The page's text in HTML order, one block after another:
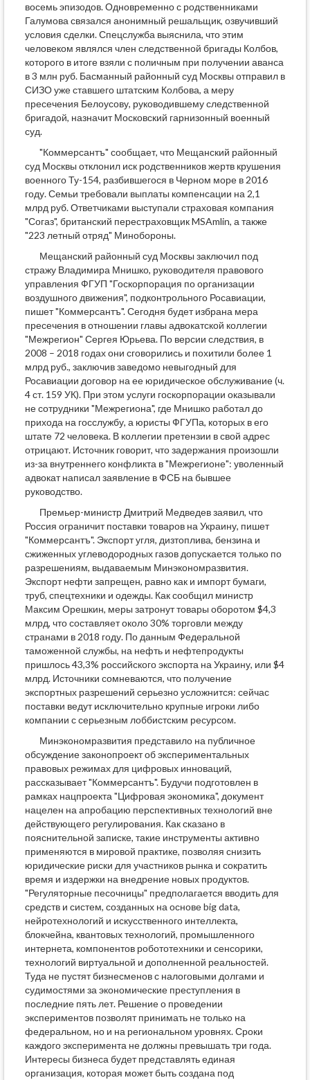
восемь эпизодов. Одновременно с родственниками
Галумова связался анонимный решальщик, озвучивший
условия сделки. Спецслужба выяснила, что этим
человеком являлся член следственной бригады Колбов,
которого в итоге взяли с поличным при получении аванса
в 3 млн руб. Басманный районный суд Москвы отправил в
СИЗО уже ставшего штатским Колбова, а меру
пресечения Белоусову, руководившему следственной
бригадой, назначит Московский гарнизонный военный
суд.
"Коммерсантъ" сообщает, что Мещанский районный
суд Москвы отклонил иск родственников жертв крушения
военного Ту-154, разбившегося в Черном море в 2016
году. Семьи требовали выплаты компенсации на 2,1
млрд руб. Ответчиками выступали страховая компания
"Согаз", британский перестраховщик MSAmlin, а также
"223 летный отряд" Минобороны.
Мещанский районный суд Москвы заключил под
стражу Владимира Мнишко, руководителя правового
управления ФГУП "Госкорпорация по организации
воздушного движения", подконтрольного Росавиации,
пишет "Коммерсантъ". Сегодня будет избрана мера
пресечения в отношении главы адвокатской коллегии
"Межрегион" Сергея Юрьева. По версии следствия, в
2008 – 2018 годах они сговорились и похитили более 1
млрд руб., заключив заведомо невыгодный для
Росавиации договор на ее юридическое обслуживание (ч.
4 ст. 159 УК). При этом услуги госкорпорации оказывали
не сотрудники "Межрегиона", где Мнишко работал до
прихода на госслужбу, а юристы ФГУПа, которых в его
штате 72 человека. В коллегии претензии в свой адрес
отрицают. Источник говорит, что задержания произошли
из-за внутреннего конфликта в "Межрегионе": уволенный
адвокат написал заявление в ФСБ на бывшее
руководство.
Премьер-министр Дмитрий Медведев заявил, что
Россия ограничит поставки товаров на Украину, пишет
"Коммерсантъ". Экспорт угля, дизтоплива, бензина и
сжиженных углеводородных газов допускается только по
разрешениям, выдаваемым Минэкономразвития.
Экспорт нефти запрещен, равно как и импорт бумаги,
труб, спецтехники и одежды. Как сообщил министр
Максим Орешкин, меры затронут товары оборотом $4,3
млрд, что составляет около 30% торговли между
странами в 2018 году. По данным Федеральной
таможенной службы, на нефть и нефтепродукты
пришлось 43,3% российского экспорта на Украину, или $4
млрд. Источники сомневаются, что получение
экспортных разрешений серьезно усложнится: сейчас
поставки ведут исключительно крупные игроки либо
компании с серьезным лоббистским ресурсом.
Минэкономразвития представило на публичное
обсуждение законопроект об экспериментальных
правовых режимах для цифровых инноваций,
рассказывает "Коммерсантъ". Будучи подготовлен в
рамках нацпроекта "Цифровая экономика", документ
нацелен на апробацию перспективных технологий вне
действующего регулирования. Как сказано в
пояснительной записке, такие инструменты активно
применяются в мировой практике, позволяя снизить
юридические риски для участников рынка и сократить
время и издержки на внедрение новых продуктов.
"Регуляторные песочницы" предполагается вводить для
средств и систем, созданных на основе big data,
нейротехнологий и искусственного интеллекта,
блокчейна, квантовых технологий, промышленного
интернета, компонентов робототехники и сенсорики,
технологий виртуальной и дополненной реальностей.
Туда не пустят бизнесменов с налоговыми долгами и
судимостями за экономические преступления в
последние пять лет. Решение о проведении
экспериментов позволят принимать не только на
федеральном, но и на региональном уровнях. Сроки
каждого эксперимента не должны превышать три года.
Интересы бизнеса будет представлять единая
организация, которая может быть создана под